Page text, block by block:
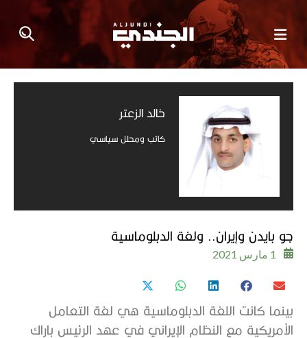
خالد الزعتر
كاتب ومحلل سياسي
جو بايدن وإيران.. ولغة الدبلوماسية
1 مارس 2021
بينما كانت اللغة الدبلوماسية هي لغة التعامل
الأمريكية مع النظام الإيراني في عهد الرئيس باراك